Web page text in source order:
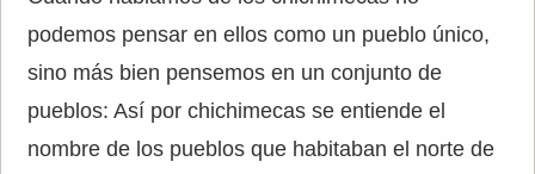
podemos pensar en ellos como un pueblo único,
sino más bien pensemos en un conjunto de
pueblos: Así por chichimecas se entiende el
nombre de los pueblos que habitaban el norte de